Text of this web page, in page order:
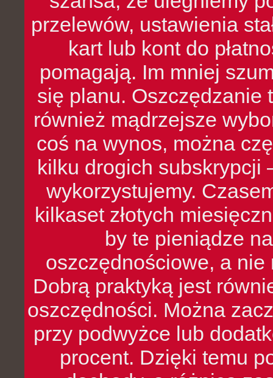
przelewów, ustawienia
kart lub kont do
pomagają. Im mniej
się planu. Oszczędzanie
również mądrzejsze
coś na wynos, można
kilku drogich subskrypcji
wykorzystujemy.
kilkaset złotych
by te pieniądze
oszczędnościowe, a nie
Dobrą praktyką jest
oszczędności. Można
przy podwyżce lub
procent. Dzięki temu